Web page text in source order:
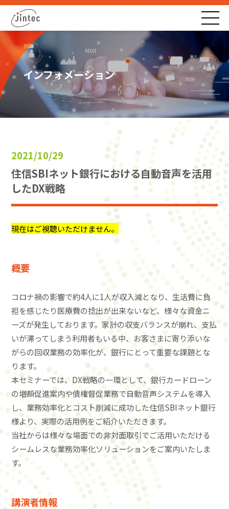
インフォメーション
2021/10/29
住信SBIネット銀行における自動音声を活用
したDX戦略
現在はご視聴いただけません。
概要
コロナ禍の影響で約4人に1人が収入減となり、生活費に負
担を感じたり医療費の捻出が出来ないなど、様々な資金ニ
ーズが発生しております。家計の収支バランスが崩れ、支払
いが滞ってしまう利用者もいる中、お客さまに寄り添いな
がらの回収業務の効率化が、銀行にとって重要な課題とな
ります。
本セミナーでは、DX戦略の一環として、銀行カードローン
の増額促進案内や債権督促業務で自動音声システムを導入
し、業務効率化とコスト削減に成功した住信SBIネット銀行
様より、実際の活用例をご紹介いただきます。
当社からは様々な場面での非対面取引でご活用いただける
シームレスな業務効率化ソリューションをご案内いたしま
す。
講演者情報